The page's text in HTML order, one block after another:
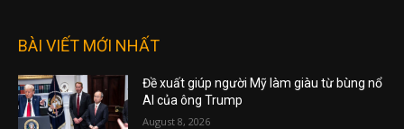
BÀI VIẾT MỚI NHẤT
Đề xuất giúp người Mỹ làm giàu từ bùng nổ
AI của ông Trump
August 8, 2026